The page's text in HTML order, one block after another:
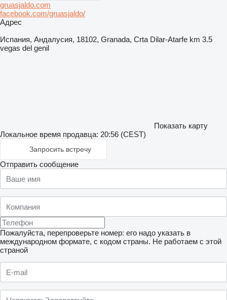
gruasjaldo.com
facebook.com/gruasjaldo/
Адрес
Испания, Андалусия, 18102, Granada, Crta Dilar-Atarfe km 3.5
vegas del genil
Показать карту
Локальное время продавца: 20:56 (CEST)
Запросить встречу
Отправить сообщение
Пожалуйста, перепроверьте номер: его надо указать в
международном формате, с кодом страны. Не работаем с этой
страной